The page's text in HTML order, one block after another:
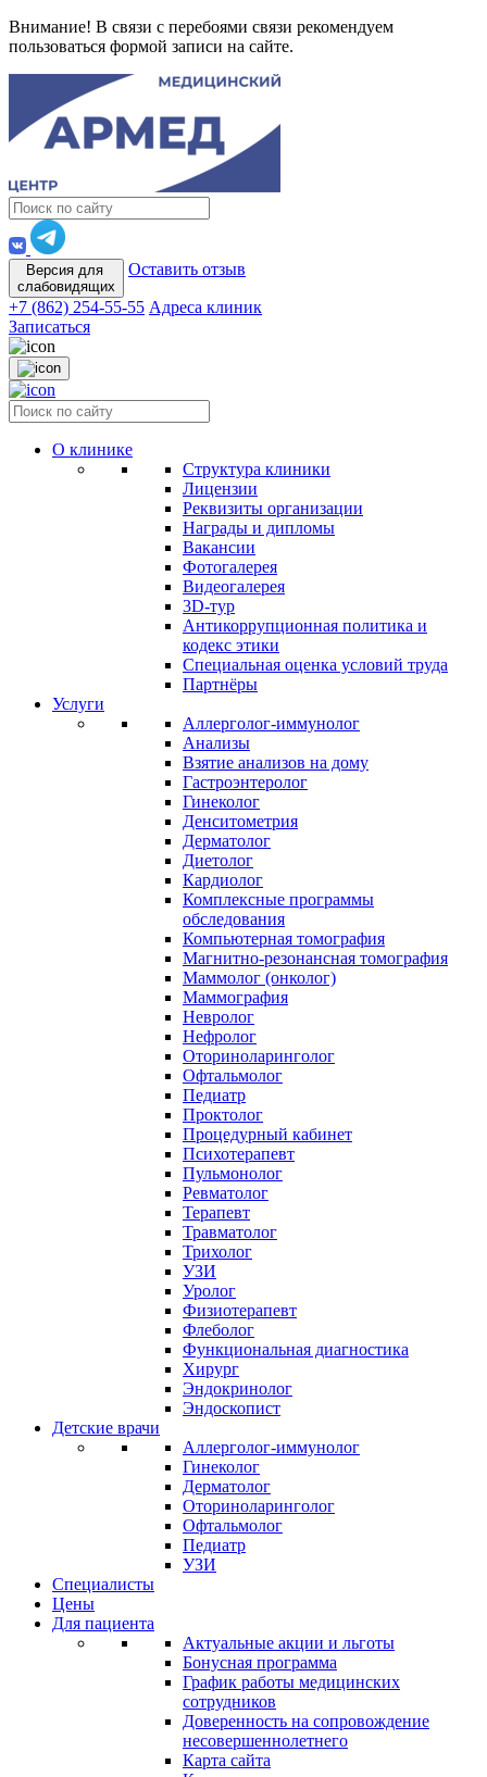
Внимание! В связи с перебоями связи рекомендуем
пользоваться формой записи на сайте.
Версия для
слабовидящих
Оставить отзыв
+7 (862) 254-55-55 Адреса клиник
Записаться
О клинике
Структура клиники
Лицензии
Реквизиты организации
Награды и дипломы
Вакансии
Фотогалерея
Видеогалерея
3D-тур
Антикоррупционная политика и
кодекс этики
Специальная оценка условий труда
Партнёры
Услуги
Аллерголог-иммунолог
Анализы
Взятие анализов на дому
Гастроэнтеролог
Гинеколог
Денситометрия
Дерматолог
Диетолог
Кардиолог
Комплексные программы
обследования
Компьютерная томография
Магнитно-резонансная томография
Маммолог (онколог)
Маммография
Невролог
Нефролог
Оториноларинголог
Офтальмолог
Педиатр
Проктолог
Процедурный кабинет
Психотерапевт
Пульмонолог
Ревматолог
Терапевт
Травматолог
Трихолог
УЗИ
Уролог
Физиотерапевт
Флеболог
Функциональная диагностика
Хирург
Эндокринолог
Эндоскопист
Детские врачи
Аллерголог-иммунолог
Гинеколог
Дерматолог
Оториноларинголог
Офтальмолог
Педиатр
УЗИ
Специалисты
Цены
Для пациента
Актуальные акции и льготы
Бонусная программа
График работы медицинских
сотрудников
Доверенность на сопровождение
несовершеннолетнего
Карта сайта